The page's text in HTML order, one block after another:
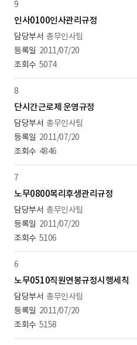
9
인사0100인사관리규정
총무인사팀
2011/07/20
5074
8
단시간근로제 운영규정
총무인사팀
2011/07/20
4846
7
노무0800복리후생관리규정
총무인사팀
2011/07/20
5106
6
노무0510직원연봉규정시행세칙
총무인사팀
2011/07/20
5158